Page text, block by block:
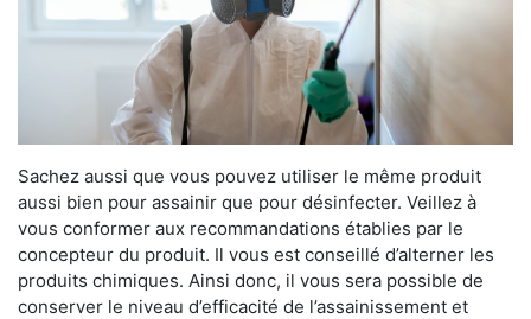
Sachez aussi que vous pouvez utiliser le même produit
aussi bien pour assainir que pour désinfecter. Veillez à
vous conformer aux recommandations établies par le
concepteur du produit. Il vous est conseillé d’alterner les
produits chimiques. Ainsi donc, il vous sera possible de
conserver le niveau d’efficacité de l’assainissement et